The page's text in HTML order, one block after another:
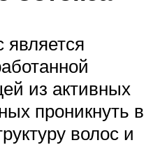
является
из активных
проникнуть в
волос и